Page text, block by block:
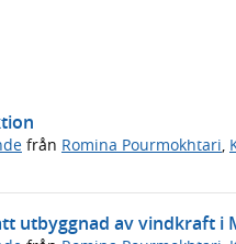
från Romina Pourmokhtari,
utbyggnad av vindkraft i